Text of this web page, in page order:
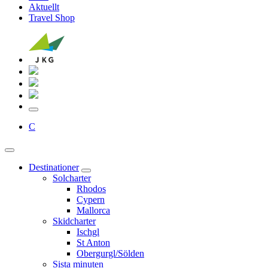
Aktuellt
Travel Shop
C
Destinationer
Solcharter
Rhodos
Cypern
Mallorca
Skidcharter
Ischgl
St Anton
Obergurgl/Sölden
Sista minuten